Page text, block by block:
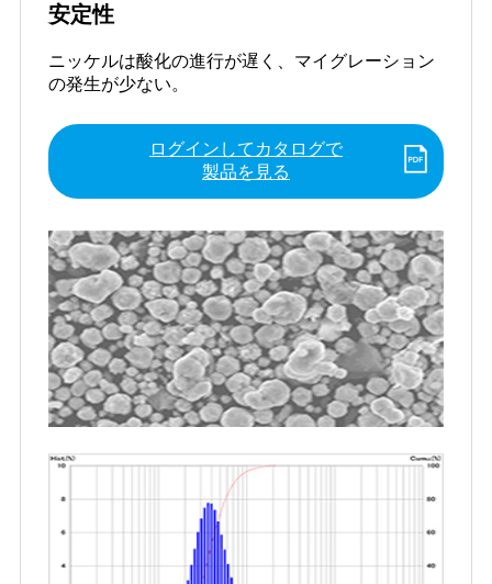
安定性
ニッケルは酸化の進行が遅く、マイグレーション
の発生が少ない。
ログインしてカタログで
製品を見る